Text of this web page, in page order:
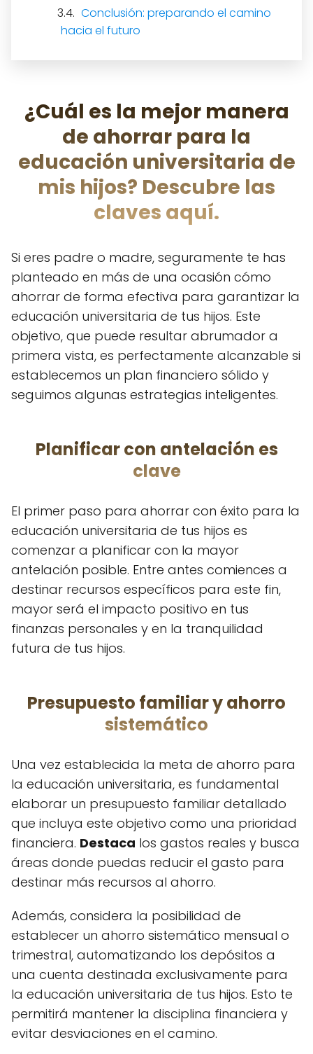
Conclusión: preparando el camino
hacia el futuro
¿Cuál es la mejor manera
de ahorrar para la
educación universitaria de
mis hijos? Descubre las
claves aquí.
Si eres padre o madre, seguramente te has
planteado en más de una ocasión cómo
ahorrar de forma efectiva para garantizar la
educación universitaria de tus hijos. Este
objetivo, que puede resultar abrumador a
primera vista, es perfectamente alcanzable si
establecemos un plan financiero sólido y
seguimos algunas estrategias inteligentes.
Planificar con antelación es
clave
El primer paso para ahorrar con éxito para la
educación universitaria de tus hijos es
comenzar a planificar con la mayor
antelación posible. Entre antes comiences a
destinar recursos específicos para este fin,
mayor será el impacto positivo en tus
finanzas personales y en la tranquilidad
futura de tus hijos.
Presupuesto familiar y ahorro
sistemático
Una vez establecida la meta de ahorro para
la educación universitaria, es fundamental
elaborar un presupuesto familiar detallado
que incluya este objetivo como una prioridad
financiera. Destaca los gastos reales y busca
áreas donde puedas reducir el gasto para
destinar más recursos al ahorro.
Además, considera la posibilidad de
establecer un ahorro sistemático mensual o
trimestral, automatizando los depósitos a
una cuenta destinada exclusivamente para
la educación universitaria de tus hijos. Esto te
permitirá mantener la disciplina financiera y
evitar desviaciones en el camino.